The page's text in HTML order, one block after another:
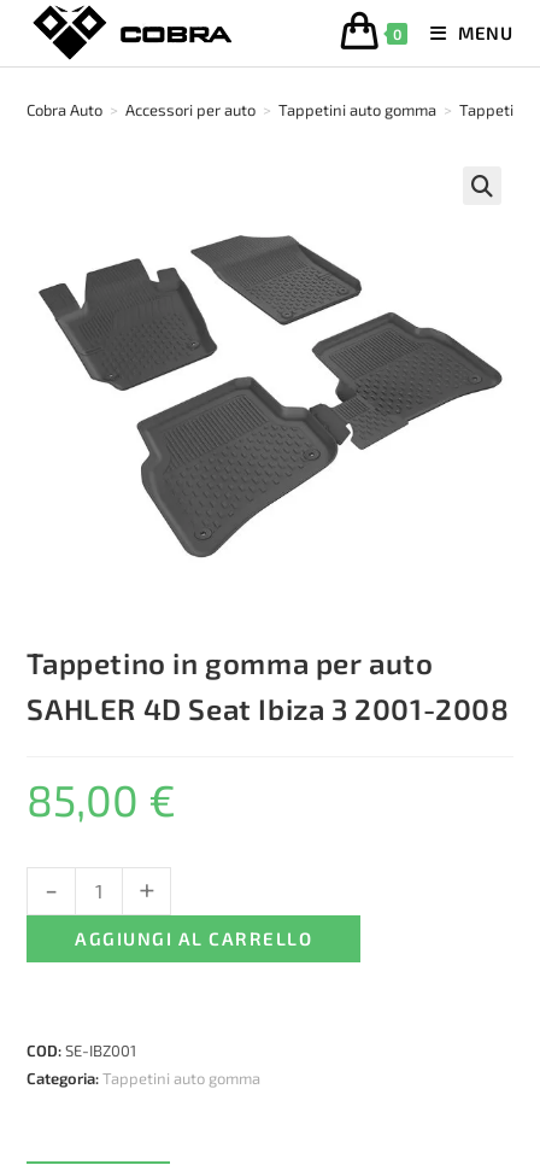
Salta
contenuto
0 MENU
Cobra Auto > Accessori per auto > Tappetini auto gomma > Tappetino
Tappetino in gomma per auto
SAHLER 4D Seat Ibiza 3 2001-2008
85,00 €
Tappetino
in
gomma
4D
Seat
- +
AGGIUNGI AL CARRELLO
COD:SE-IBZ001
Categoria:Tappetini auto gomma